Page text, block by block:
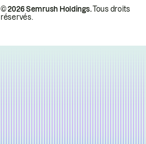
© 2026 Semrush Holdings.Tous droits
réservés.